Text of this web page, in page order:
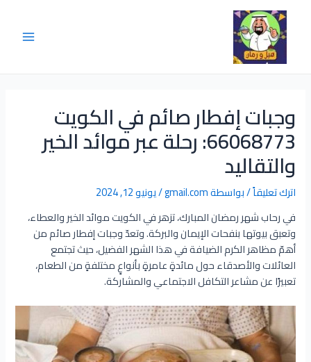
وجبات إفطار صائم في الكويت
66068773: رحلة عبر موائد الخير
والتقاليد
اترك تعليقاً/ بواسطةgmail.com
/يونيو 12, 2024
في رحاب شهر رمضان المبارك، تزهر في الكويت موائد الخير والعطاء،
وتعبق بيوتها بنفحات الإيمان والبركة. وتعدّ وجبات إفطار صائم من
أهمّ مظاهر الكرم الضيافة في هذا الشهر الفضيل، حيث تجتمع
العائلات والأصدقاء حول مائدةٍ عامرةٍ بأنواعٍ مختلفةٍ من الطعام،
تعبيرًا عن مشاعر التكافل الاجتماعي والمشاركة.